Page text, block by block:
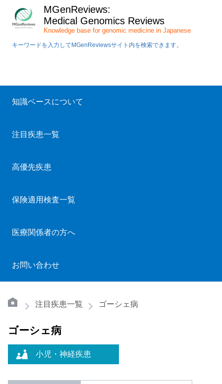
MGenReviews:
Medical Genomics Reviews
Knowledge base for genomic medicine in Japanese
キーワードを入力してMGenReviewsサイト内を検索できます。
知識ベースについて
注目疾患一覧
高優先疾患
保険適用検査一覧
医療関係者の方へ
お問い合わせ
注目疾患一覧 ゴーシェ病
ゴーシェ病
小児・神経疾患